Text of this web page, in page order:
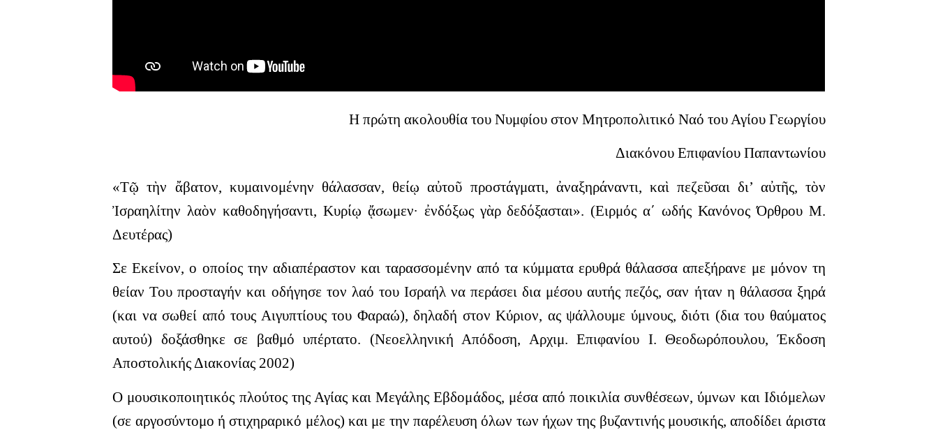
Η πρώτη ακολουθία του Νυμφίου στον Μητροπολιτικό Ναό του Αγίου Γεωργίου
Διακόνου Επιφανίου Παπαντωνίου
«Τῷ τὴν ἄβατον, κυμαινομένην θάλασσαν, θείῳ αὐτοῦ προστάγματι, ἀναξηράναντι, καὶ πεζεῦσαι δι’ αὐτῆς, τὸν
Ἰσραηλίτην λαὸν καθοδηγήσαντι, Κυρίῳ ᾄσωμεν· ἐνδόξως γὰρ δεδόξασται». (Ειρμός α΄ ωδής Κανόνος Όρθρου Μ.
Δευτέρας)
Σε Εκείνον, ο οποίος την αδιαπέραστον και ταρασσομένην από τα κύμματα ερυθρά θάλασσα απεξήρανε με μόνον τη
θείαν Του προσταγήν και οδήγησε τον λαό του Ισραήλ να περάσει δια μέσου αυτής πεζός, σαν ήταν η θάλασσα ξηρά
(και να σωθεί από τους Αιγυπτίους του Φαραώ), δηλαδή στον Κύριον, ας ψάλλουμε ύμνους, διότι (δια του θαύματος
αυτού) δοξάσθηκε σε βαθμό υπέρτατο. (Νεοελληνική Απόδοση, Αρχιμ. Επιφανίου Ι. Θεοδωρόπουλου, Έκδοση
Αποστολικής Διακονίας 2002)
Ο μουσικοποιητικός πλούτος της Αγίας και Μεγάλης Εβδομάδος, μέσα από ποικιλία συνθέσεων, ύμνων και Ιδιόμελων
(σε αργοσύντομο ή στιχηραρικό μέλος) και με την παρέλευση όλων των ήχων της βυζαντινής μουσικής, αποδίδει άριστα